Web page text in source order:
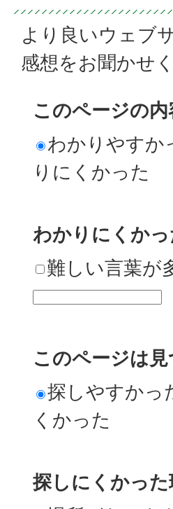
より良いウェブ
感想をお聞かせ
このページの
わかりやすか
りにくかった
わかりにくか
難しい言葉が
このページは
探しやすかっ
くかった
探しにくかっ